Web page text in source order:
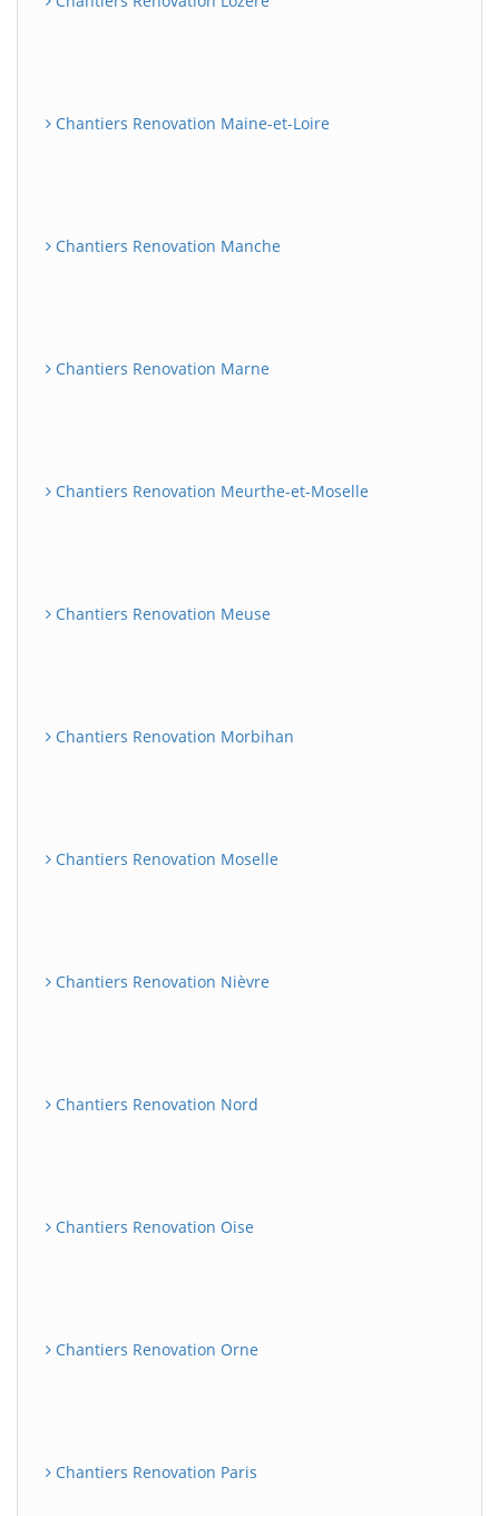
Chantiers Renovation Maine-et-Loire
Chantiers Renovation Manche
Chantiers Renovation Marne
Chantiers Renovation Meurthe-et-Moselle
Chantiers Renovation Meuse
Chantiers Renovation Morbihan
Chantiers Renovation Moselle
Chantiers Renovation Nièvre
Chantiers Renovation Nord
Chantiers Renovation Oise
Chantiers Renovation Orne
Chantiers Renovation Paris